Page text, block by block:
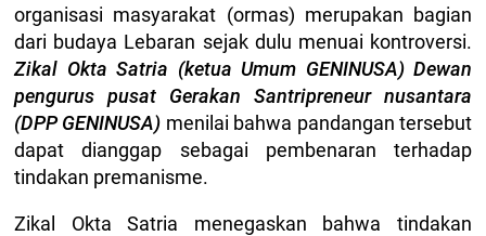
organisasi masyarakat (ormas) merupakan bagian
dari budaya Lebaran sejak dulu menuai kontroversi.
Zikal Okta Satria (ketua Umum GENINUSA) Dewan
pengurus pusat Gerakan Santripreneur nusantara
(DPP GENINUSA) menilai bahwa pandangan tersebut
dapat dianggap sebagai pembenaran terhadap
tindakan premanisme.
Zikal Okta Satria menegaskan bahwa tindakan